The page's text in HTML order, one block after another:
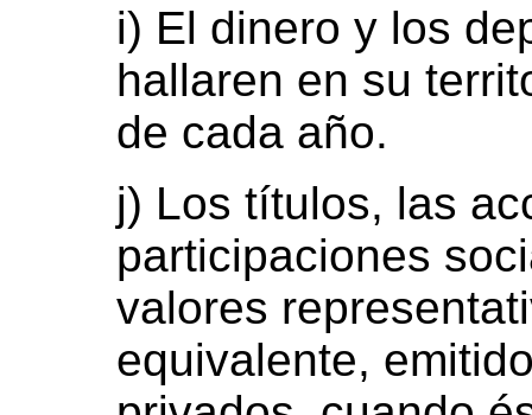
i) El dinero y los
hallaren en su
de cada año.
j) Los títulos, las
participaciones
valores
equivalente,